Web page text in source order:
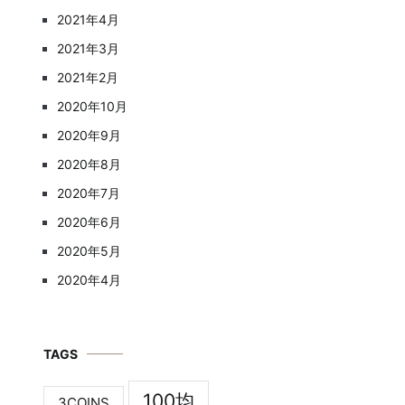
2021年4月
2021年3月
2021年2月
2020年10月
2020年9月
2020年8月
2020年7月
2020年6月
2020年5月
2020年4月
TAGS